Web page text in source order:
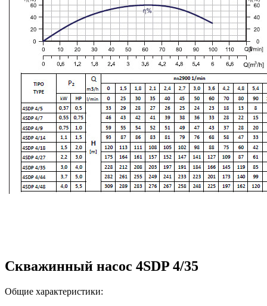
Скважинный насос 4SDP 4/35
Общие характеристики: